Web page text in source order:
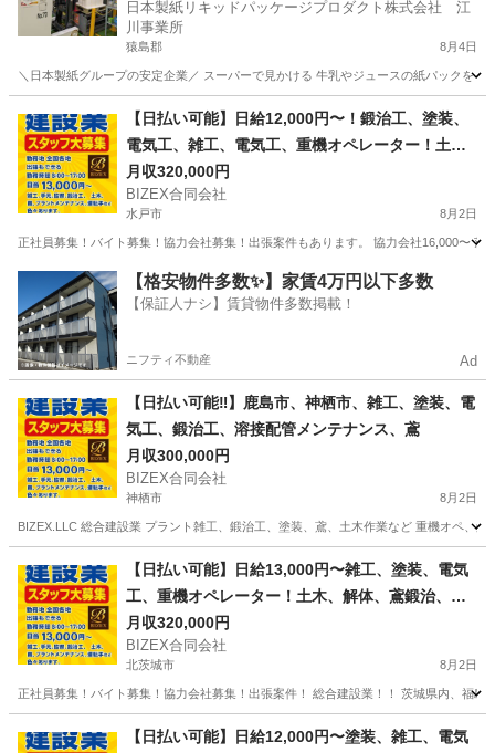
日本製紙リキッドパッケージプロダクト株式会社 江
川事業所
猿島郡 8月4日
＼日本製紙グループの安定企業／ スーパーで見かける 牛乳やジュースの紙パックを
その他
【日払い可能】日給12,000円〜！鍛治工、塗装、
電気工、雑工、電気工、重機オペレーター！土
木、解体！
月収320,000円
BIZEX合同会社
水戸市 8月2日
正社員募集！バイト募集！協力会社募集！出張案件もあります。 協力会社16,000〜
水戸市 その他 足場
【格安物件多数✨】家賃4万円以下多数
【保証人ナシ】賃貸物件多数掲載！
ニフティ不動産 Ad
【日払い可能‼️】鹿島市、神栖市、雑工、塗装、電
気工、鍛治工、溶接配管メンテナンス、鳶
月収300,000円
BIZEX合同会社
神栖市 8月2日
BIZEX.LLC 総合建設業 プラント雑工、鍛治工、塗装、鳶、土木作業など 重機オペ、
その他 ハーネス
【日払い可能】日給13,000円〜雑工、塗装、電気
工、重機オペレーター！土木、解体、鳶鍛治、プ
ラントなど
月収320,000円
BIZEX合同会社
北茨城市 8月2日
正社員募集！バイト募集！協力会社募集！出張案件！ 総合建設業！！ 茨城県内、福
その他 協力会社
【日払い可能】日給12,000円〜塗装、雑工、電気